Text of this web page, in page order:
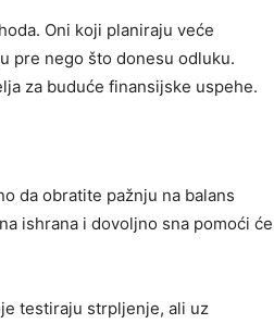
Oni koji planiraju veće
pre nego što donesu odluku.
za buduće finansijske uspehe.
da obratite pažnju na balans
ishrana i dovoljno sna pomoći će
testiraju strpljenje, ali uz